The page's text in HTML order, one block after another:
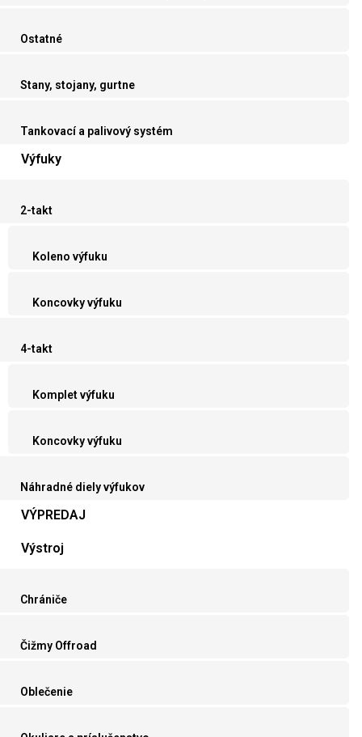
Ostatné
Stany, stojany, gurtne
Tankovací a palivový systém
Výfuky
2-takt
Koleno výfuku
Koncovky výfuku
4-takt
Komplet výfuku
Koncovky výfuku
Náhradné diely výfukov
VÝPREDAJ
Výstroj
Chrániče
Čižmy Offroad
Oblečenie